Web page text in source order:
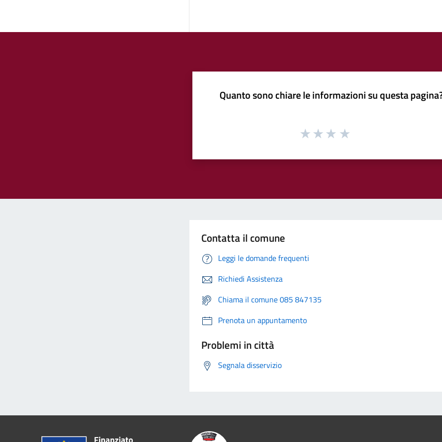
Quanto sono chiare le informazioni su questa
Contatta il comune
Leggi le domande frequenti
Richiedi Assistenza
Chiama il comune 085 847135
Prenota un appuntamento
Problemi in città
Segnala disservizio